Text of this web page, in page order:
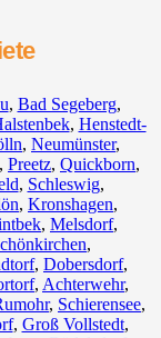
, Bad Segeberg,
, Henstedt-
, Neumünster,
, Preetz, Quickborn,
, Schleswig,
, Kronshagen,
, Melsdorf,
,
, Dobersdorf,
, Achterwehr,
, Schierensee,
, Groß Vollstedt,